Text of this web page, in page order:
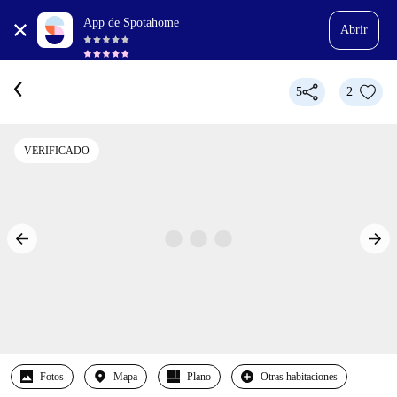
App de Spotahome
Abrir
5 2
VERIFICADO
Fotos Mapa Plano Otras habitaciones